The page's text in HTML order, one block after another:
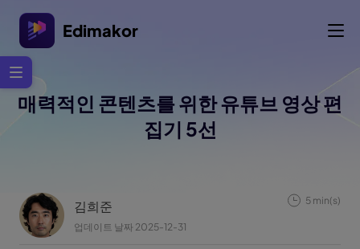
Edimakor
매력적인 콘텐츠를 위한 유튜브 영상 편
집기 5선
김희준
업데이트 날짜 2025-12-31
5 min(s)